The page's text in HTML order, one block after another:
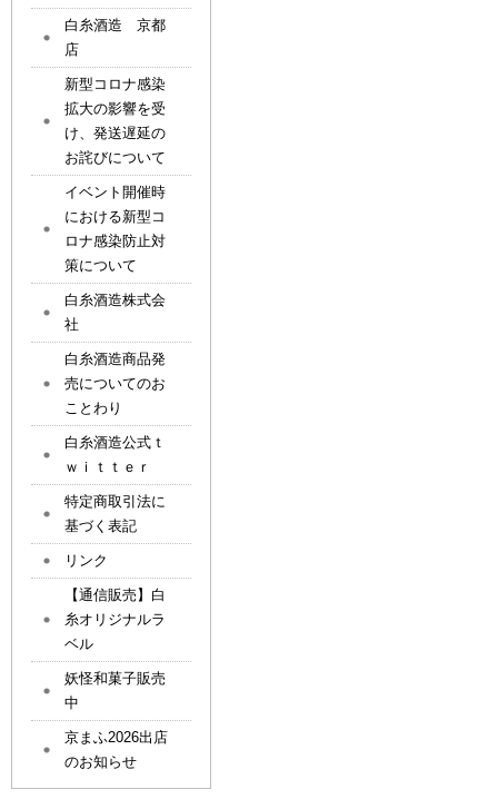
白糸酒造 京都
店
新型コロナ感染
拡大の影響を受
け、発送遅延の
お詫びについて
イベント開催時
における新型コ
ロナ感染防止対
策について
白糸酒造株式会
社
白糸酒造商品発
売についてのお
ことわり
白糸酒造公式ｔ
ｗｉｔｔｅｒ
特定商取引法に
基づく表記
リンク
【通信販売】白
糸オリジナルラ
ベル
妖怪和菓子販売
中
京まふ2026出店
のお知らせ